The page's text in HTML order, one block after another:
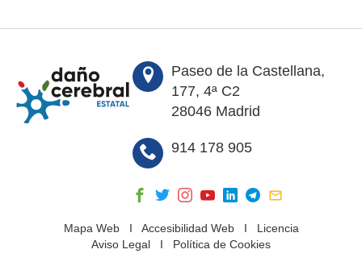
Paseo de la Castellana,
177, 4ª C2
28046 Madrid
914 178 905
Mapa WebI Accesibilidad WebI Licencia
Aviso Legal I Política de Cookies